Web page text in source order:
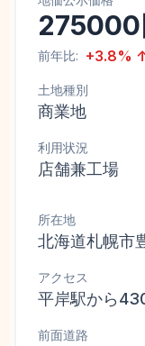
275000
前年比: +3.8%
土地種別
商業地
利用状況
店舗兼工場
所在地
北海道札幌市
アクセス
平岸駅から
前面道路